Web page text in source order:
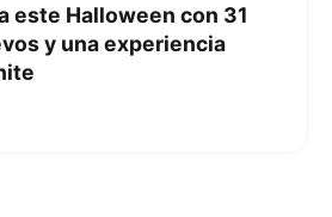
este Halloween con 31
y una experiencia